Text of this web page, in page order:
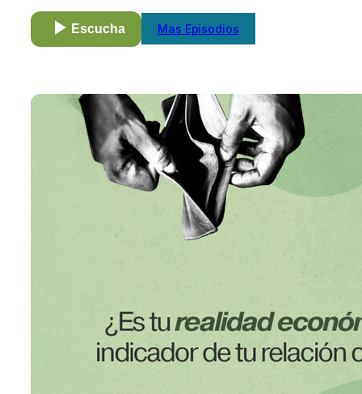
Escucha Mas Episodios